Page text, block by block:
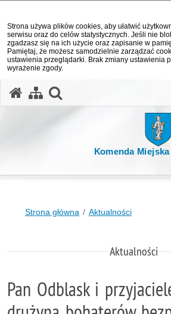
Strona używa plików cookies, aby ułatwić
serwisu oraz do celów statystycznych. Jeśli nie
zgadzasz się na ich użycie oraz zapisanie w
Pamiętaj, że możesz samodzielnie zarządzać
ustawienia przeglądarki. Brak zmiany ustawienia
wyrażenie zgody.
Komenda
Strona główna Aktualności
Aktualności
Pan Odblask i